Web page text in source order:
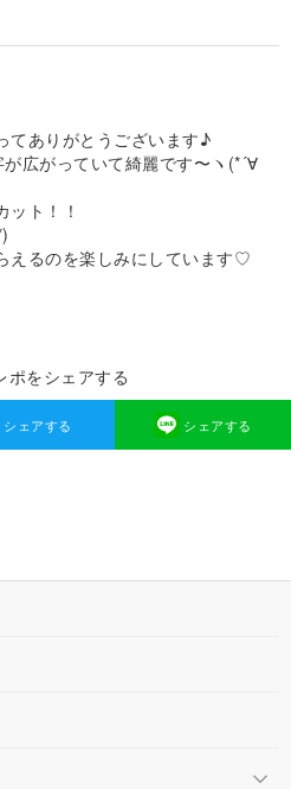
てありがとうございます♪
広がっていて綺麗です〜ヽ(*´∀
ット！！
えるのを楽しみにしています♡
ポをシェアする
シェアする シェアする